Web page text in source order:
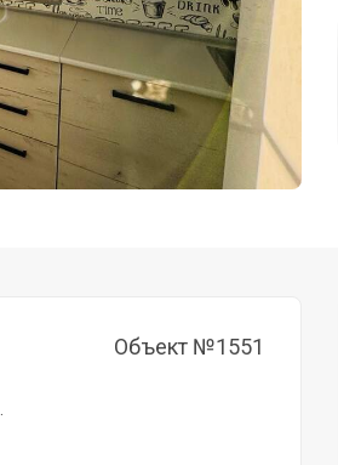
Объект №1551